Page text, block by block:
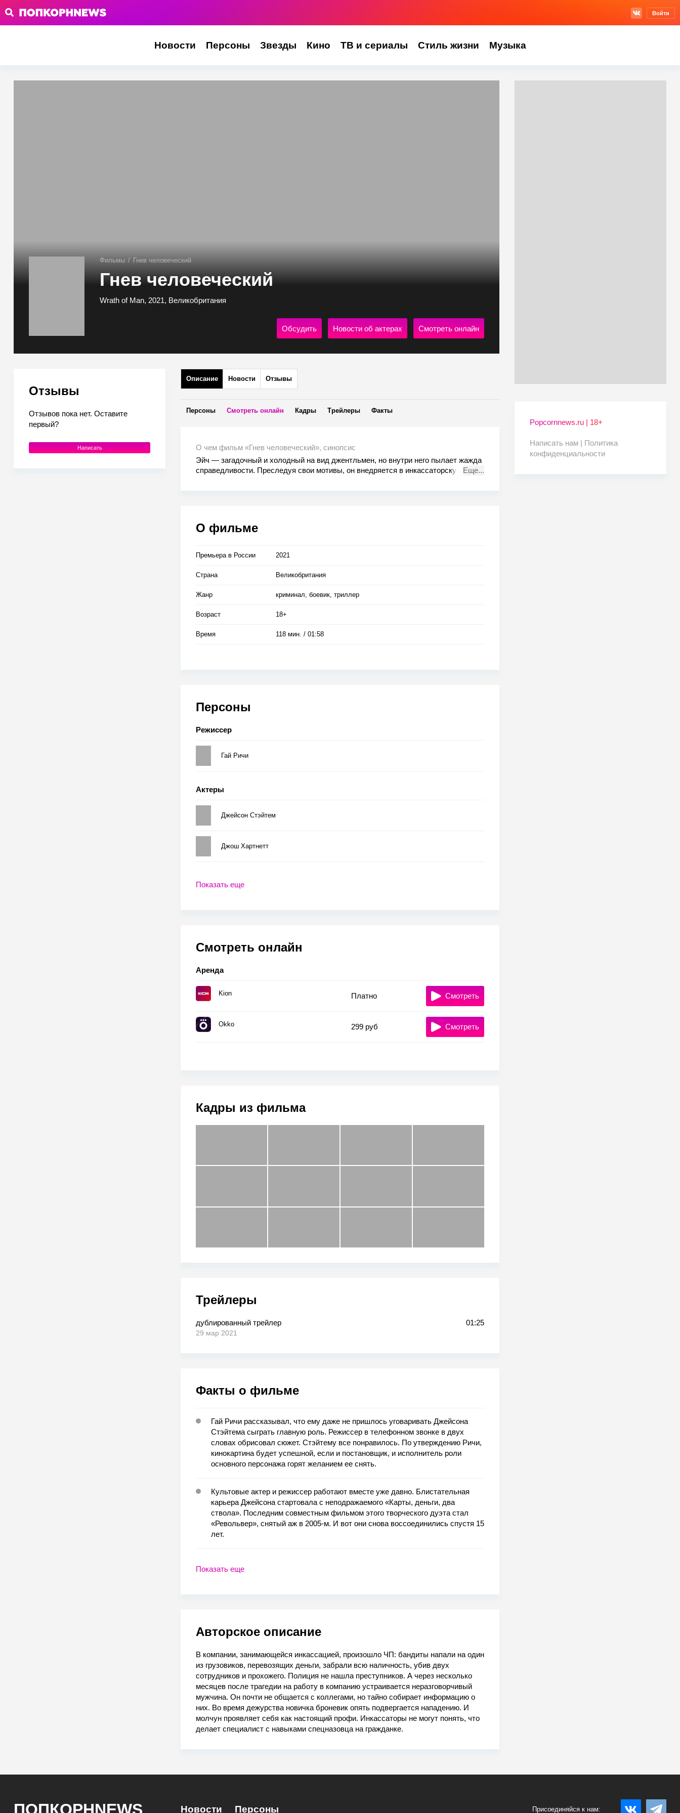
Войти
Новости Персоны Звезды Кино ТВ и сериалы Стиль жизни Музыка
Фильмы / Гнев человеческий
Гнев человеческий
Wrath of Man, 2021, Великобритания
Обсудить Новости об актерах Смотреть онлайн
Отзывы
Отзывов пока нет. Оставите
первый?
Написать
Описание Новости Отзывы
Персоны Смотреть онлайн Кадры Трейлеры Факты
О чем фильм «Гнев человеческий», синопсис
Эйч — загадочный и холодный на вид джентльмен, но внутри него пылает жажда
справедливости. Преследуя свои мотивы, он внедряется в инкассаторскую
Еще...
О фильме
Премьера в Росcии 2021
Страна Великобритания
Жанр криминал, боевик, триллер
Возраст 18+
Время 118 мин. / 01:58
Персоны
Режиссер
Гай Ричи
Актеры
Джейсон Стэйтем
Джош Хартнетт
Показать еще
Смотреть онлайн
Аренда
Kion Платно Смотреть
Okko 299 руб Смотреть
Кадры из фильма
Трейлеры
дублированный трейлер
29 мар 2021
01:25
Факты о фильме
Гай Ричи рассказывал, что ему даже не пришлось уговаривать Джейсона
Стэйтема сыграть главную роль. Режиссер в телефонном звонке в двух
словах обрисовал сюжет. Стэйтему все понравилось. По утверждению Ричи,
кинокартина будет успешной, если и постановщик, и исполнитель роли
основного персонажа горят желанием ее снять.
Культовые актер и режиссер работают вместе уже давно. Блистательная
карьера Джейсона стартовала с неподражаемого «Карты, деньги, два
ствола». Последним совместным фильмом этого творческого дуэта стал
«Револьвер», снятый аж в 2005-м. И вот они снова воссоединились спустя 15
лет.
Показать еще
Авторское описание
В компании, занимающейся инкассацией, произошло ЧП: бандиты напали на один
из грузовиков, перевозящих деньги, забрали всю наличность, убив двух
сотрудников и прохожего. Полиция не нашла преступников. А через несколько
месяцев после трагедии на работу в компанию устраивается неразговорчивый
мужчина. Он почти не общается с коллегами, но тайно собирает информацию о
них. Во время дежурства новичка броневик опять подвергается нападению. И
молчун проявляет себя как настоящий профи. Инкассаторы не могут понять, что
делает специалист с навыками спецназовца на гражданке.
Popcornnews.ru | 18+
Написать нам | Политика
конфиденциальности
Новости Персоны Присоединяйся к нам: